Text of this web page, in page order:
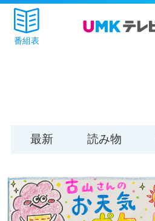
番組表
最新 読み物